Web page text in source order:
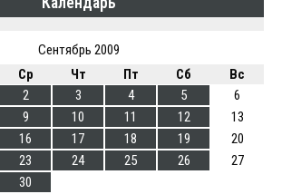
Сентябрь 2009
Ср Чт Пт Сб
Вс
2 3 4 5
6
9 10 11 12
13
16 17 18 19
20
23 24 25 26
27
30